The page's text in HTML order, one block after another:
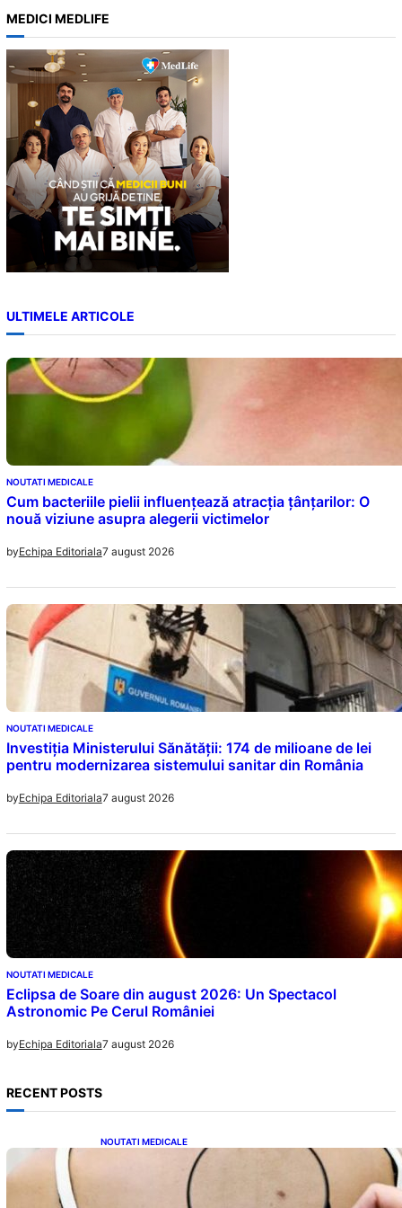
a
r
c
h
MEDICI MEDLIFE
ULTIMELE ARTICOLE
NOUTATI MEDICALE
Cum bacteriile pielii influențează atracția țânțarilor: O
nouă viziune asupra alegerii victimelor
byEchipa Editoriala7 august 2026
NOUTATI MEDICALE
Investiția Ministerului Sănătății: 174 de milioane de lei
pentru modernizarea sistemului sanitar din România
byEchipa Editoriala7 august 2026
NOUTATI MEDICALE
Eclipsa de Soare din august 2026: Un Spectacol
Astronomic Pe Cerul României
byEchipa Editoriala7 august 2026
RECENT POSTS
NOUTATI MEDICALE
10 Semne Ascunse ale Cancerului de Piele:
Ce Trebuie să Știm pentru a Ne Proteja